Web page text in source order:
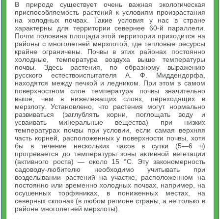
В природе существует очень важная экологическая
приспособляемость растений к условиям произрастания
на холодных почвах. Такие условия у нас в стране
характерны для территории севернее 60-й параллели.
Почти половина площади этой территории приходится на
районы с многолетней мерзлотой, где тепловые ресурсы
крайне ограничены. Почвы в этих районах постоянно
холодные, температура воздуха выше температуры
почвы. Здесь растения, по образному выражению
русского естествоиспытателя А. Ф. Миддендорфа,
находятся между печкой и ледником. При этом в самом
поверхностном слое температура почвы значительно
выше, чем в нижележащих слоях, переходящих в
мерзлоту. Установлено, что растения могут нормально
развиваться (заглублять корни, поглощать воду и
усваивать минеральные вещества) при низких
температурах почвы при условии, если самая верхняя
часть корней, расположенных у поверхности почвы, хотя
бы в течение нескольких часов в сутки (5—6 ч)
прогревается до температуры зоны активной вегетации
(активного роста) — около 15 °С. Эту закономерность
садоводу-любителю необходимо учитывать при
возделывании растений на участке, расположенном на
постоянно или временно холодных почвах, например, на
осушенных торфяниках, в пониженных местах, на
северных склонах (в любом регионе страны, а не только в
районе многолетней мерзлоты).